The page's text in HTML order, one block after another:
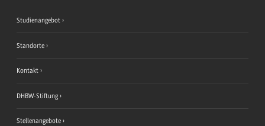
Studienangebot
Standorte
Kontakt
DHBW-Stiftung
Stellenangebote